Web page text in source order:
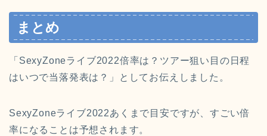
まとめ
「SexyZoneライブ2022倍率は？ツアー狙い目の日程
はいつで当落発表は？」としてお伝えしました。
SexyZoneライブ2022あくまで目安ですが、すごい倍
率になることは予想されます。